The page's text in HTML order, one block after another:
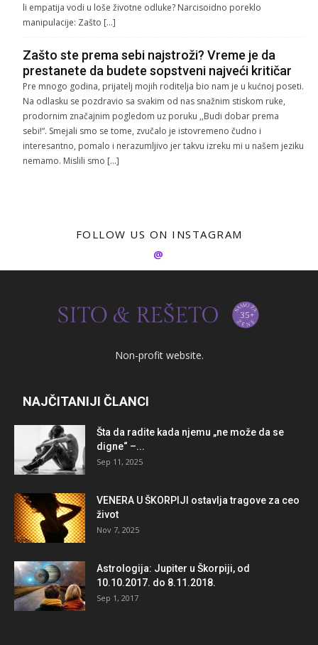
li empatija vodi u loše životne odluke? Narcisoidno poreklo
manipulacije: Zašto […]
Zašto ste prema sebi najstroži? Vreme je da
prestanete da budete sopstveni najveći kritičar
Pre mnogo godina, prijatelj mojih roditelja bio nam je u kućnoj poseti.
Na odlasku se pozdravio sa svakim od nas snažnim stiskom ruke,
prodornim značajnim pogledom uz poruku ,,Budi dobar prema
sebi!“. Smejali smo se tome, zvučalo je istovremeno čudno i
interesantno, pomalo i nerazumljivo jer takvu izreku mi u našem jeziku
nemamo. Mislili smo […]
FOLLOW US ON INSTAGRAM
@
Non-profit website.
NAJČITANIJI ČLANCI
Šta da radite kada njemu „ne može da se
digne“ –...
Sep 11, 2025
VENERA U ŠKORPIJI ostavlja tragove za ceo
život
Nov 7, 2025
Astrologija: Jupiter u Škorpiji, od
10.10.2017. do 8.11.2018.
Sep 1, 2017